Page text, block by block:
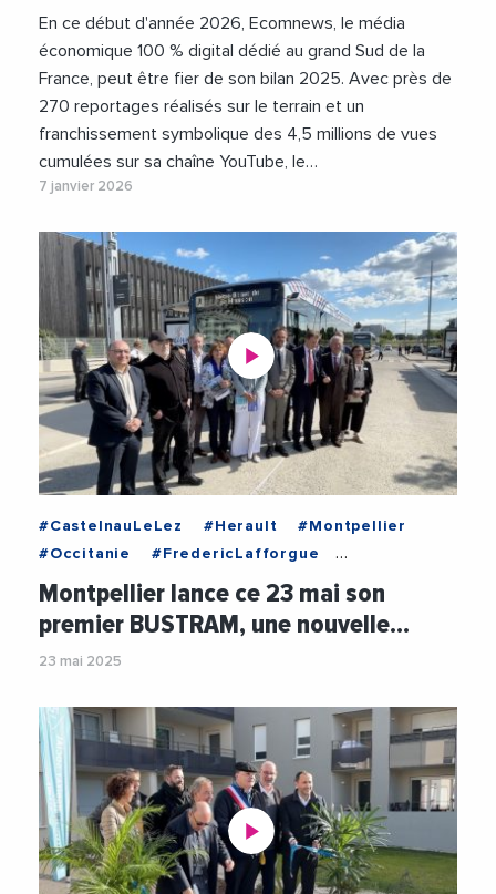
#MichaelDelafosse
#MozartDeLaReussite2025
#RenaudCalvat
#RenaudMuselier
En ce début d'année 2026, Ecomnews, le média
économique 100 % digital dédié au grand Sud de la
France, peut être fier de son bilan 2025. Avec près de
270 reportages réalisés sur le terrain et un
franchissement symbolique des 4,5 millions de vues
cumulées sur sa chaîne YouTube, le…
7 janvier 2026
#CastelnauLeLez #Herault
#Montpellier
#Occitanie
#FredericLafforgue
#MairieDeCastelnauLeLez
#MetropoleDeMontpellier
#Mobilite
#RenaudCalvat
#Tramway
#Transports
Montpellier lance ce 23 mai son
premier BUSTRAM, une nouvelle…
23 mai 2025